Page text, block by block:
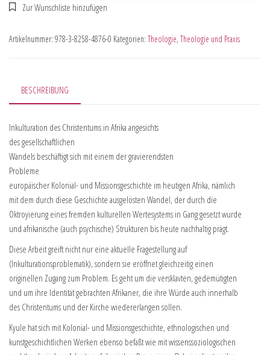
Artikelnummer: 978-3-8258-4876-0 Kategorien: Theologie, Theologie und Praxis
BESCHREIBUNG
Inkulturation des Christentums in Afrika angesichts
des gesellschaftlichen
Wandels beschäftigt sich mit einem der gravierendsten
Probleme
europäischer Kolonial- und Missionsgeschichte im heutigen Afrika, nämlich
mit dem durch diese Geschichte ausgelösten Wandel, der durch die
Oktroyierung eines fremden kulturellen Wertesystems in Gang gesetzt wurde
und afrikanische (auch psychische) Strukturen bis heute nachhaltig prägt.
Diese Arbeit greift nicht nur eine aktuelle Fragestellung auf
(Inkulturationsproblematik), sondern sie eröffnet gleichzeitig einen
originellen Zugang zum Problem. Es geht um die versklavten, gedemütigten
und um ihre Identität gebrachten Afrikaner, die ihre Würde auch innerhalb
des Christentums und der Kirche wiedererlangen sollen.
Kyule hat sich mit Kolonial- und Missionsgeschichte, ethnologischen und
kunstgeschichtlichen Werken ebenso befaßt wie mit wissenssoziologischen